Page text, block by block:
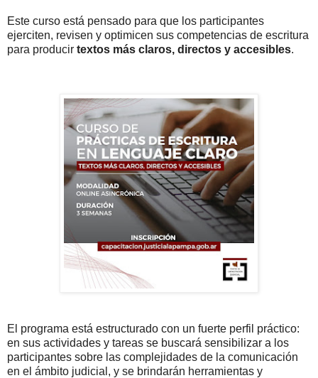
Este curso está pensado para que los participantes
ejerciten, revisen y optimicen sus competencias de escritura
para producir textos más claros, directos y accesibles.
El programa está estructurado con un fuerte perfil práctico:
en sus actividades y tareas se buscará sensibilizar a los
participantes sobre las complejidades de la comunicación
en el ámbito judicial, y se brindarán herramientas y